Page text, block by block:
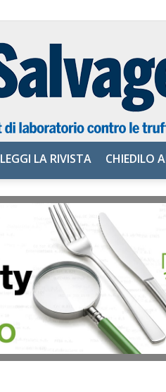
Salvagente
LEGGI LA RIVISTA CHIEDILO